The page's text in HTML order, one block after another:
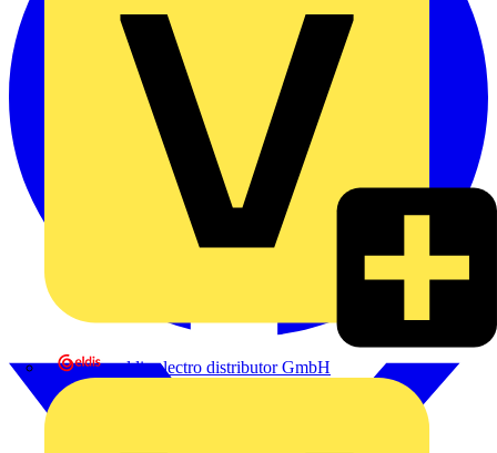
eldis electro distributor GmbH